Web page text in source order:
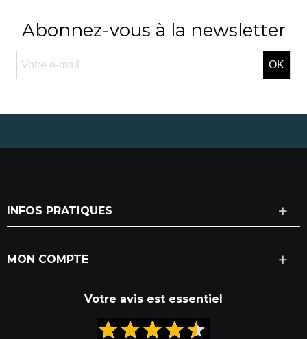
Abonnez-vous à la newsletter
OK
INFOS PRATIQUES
MON COMPTE
Votre avis est essentiel